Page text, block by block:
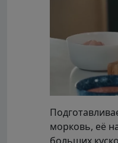
морковь, её